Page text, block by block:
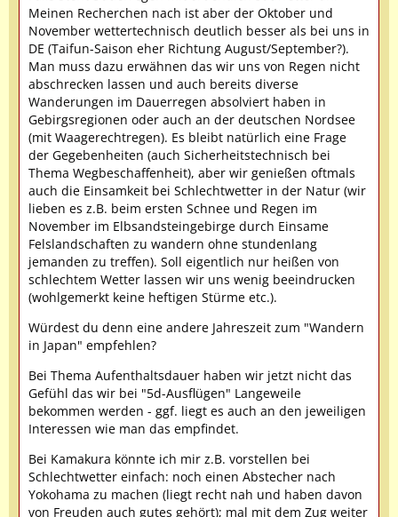
Meinen Recherchen nach ist aber der Oktober und
November wettertechnisch deutlich besser als bei uns in
DE (Taifun-Saison eher Richtung August/September?).
Man muss dazu erwähnen das wir uns von Regen nicht
abschrecken lassen und auch bereits diverse
Wanderungen im Dauerregen absolviert haben in
Gebirgsregionen oder auch an der deutschen Nordsee
(mit Waagerechtregen). Es bleibt natürlich eine Frage
der Gegebenheiten (auch Sicherheitstechnisch bei
Thema Wegbeschaffenheit), aber wir genießen oftmals
auch die Einsamkeit bei Schlechtwetter in der Natur (wir
lieben es z.B. beim ersten Schnee und Regen im
November im Elbsandsteingebirge durch Einsame
Felslandschaften zu wandern ohne stundenlang
jemanden zu treffen). Soll eigentlich nur heißen von
schlechtem Wetter lassen wir uns wenig beeindrucken
(wohlgemerkt keine heftigen Stürme etc.).
Würdest du denn eine andere Jahreszeit zum "Wandern
in Japan" empfehlen?
Bei Thema Aufenthaltsdauer haben wir jetzt nicht das
Gefühl das wir bei "5d-Ausflügen" Langeweile
bekommen werden - ggf. liegt es auch an den jeweiligen
Interessen wie man das empfindet.
Bei Kamakura könnte ich mir z.B. vorstellen bei
Schlechtwetter einfach: noch einen Abstecher nach
Yokohama zu machen (liegt recht nah und haben davon
von Freuden auch gutes gehört); mal mit dem Zug weiter